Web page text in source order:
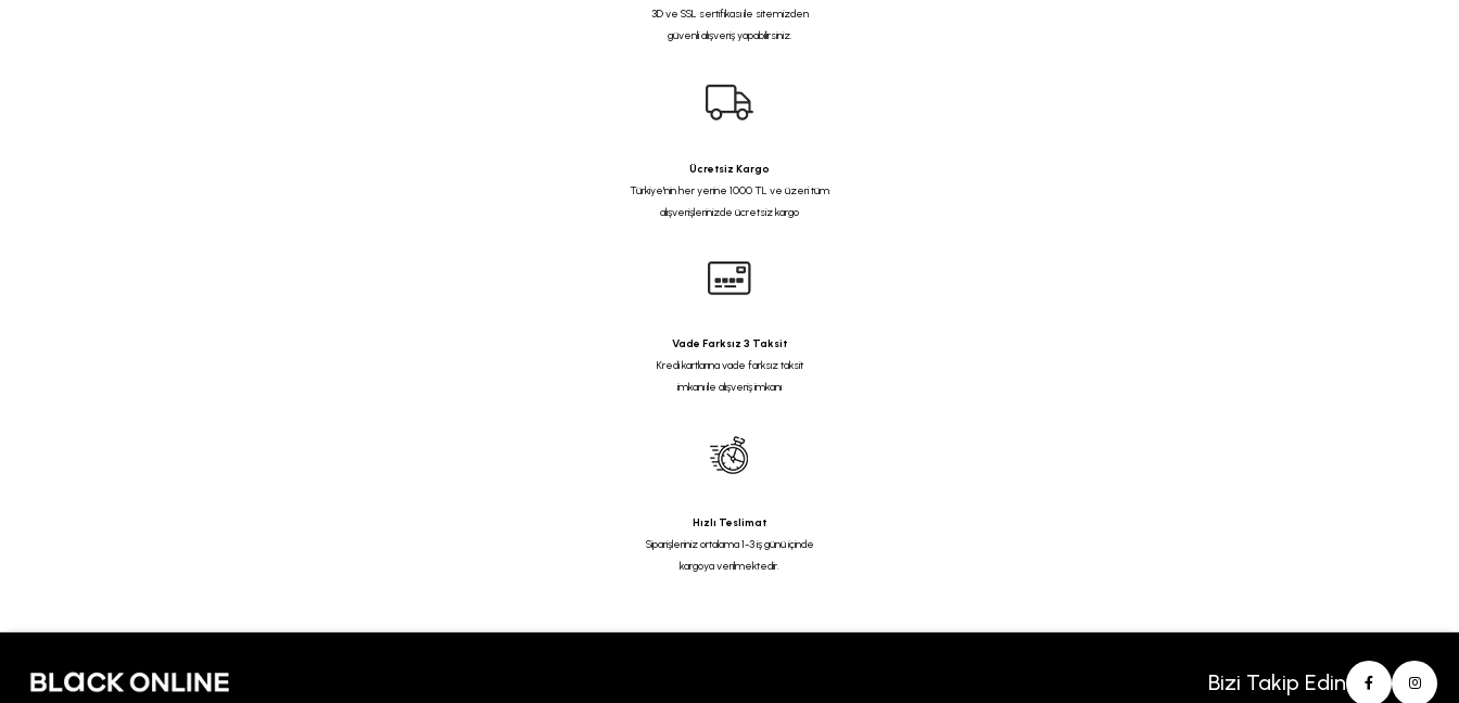
3D ve SSL sertifikası ile sitemizden
güvenli alışveriş yapabilirsiniz.
Ücretsiz Kargo
Türkiye'nin her yerine 1000 TL ve üzeri tüm
alışverişlerinizde ücretsiz kargo
Vade Farksız 3 Taksit
Kredi kartlarına vade farksız taksit
imkanı ile alışveriş imkanı
Hızlı Teslimat
Siparişleriniz ortalama 1-3 iş günü içinde
kargoya verilmektedir.
Bizi Takip Edin